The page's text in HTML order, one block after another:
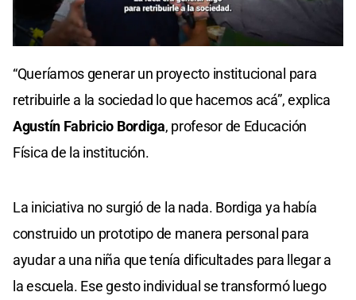
seconds
of
seconds
“Queríamos generar un proyecto institucional para
retribuirle a la sociedad lo que hacemos acá”, explica
Agustín Fabricio Bordiga, profesor de Educación
Física de la institución.
La iniciativa no surgió de la nada. Bordiga ya había
construido un prototipo de manera personal para
ayudar a una niña que tenía dificultades para llegar a
la escuela. Ese gesto individual se transformó luego